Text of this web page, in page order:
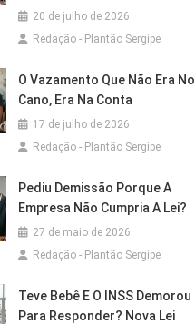
20 de julho de 2026
Redação - Plantão Sergipe
O Vazamento Que Não Era No
Cano, Era Na Conta
17 de julho de 2026
Redação - Plantão Sergipe
Pediu Demissão Porque A
Empresa Não Cumpria A Lei?
27 de maio de 2026
Redação - Plantão Sergipe
Teve Bebê E O INSS Demorou
Para Responder? Nova Lei